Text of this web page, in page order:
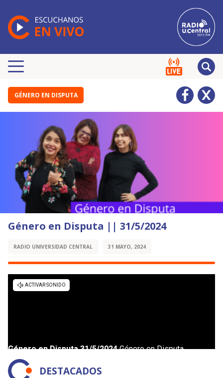
GÉNERO EN DISPUTA
Género en Disputa || 31/5/2024
RADIO UNIVERSIDAD CENTRAL 31 MAYO, 2024
DESTACADOS